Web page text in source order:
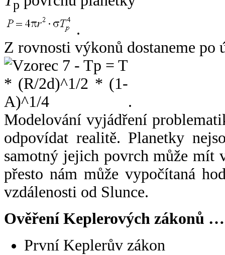
p
.
Z rovnosti výkonů dostaneme po
.
Modelování vyjádření
odpovídat realitě. Planetky
samotný jejich povrch může mít
přesto nám může vypočítaná
vzdálenosti od Slunce.
Ověření Keplerových zákonů …
První Keplerův zákon